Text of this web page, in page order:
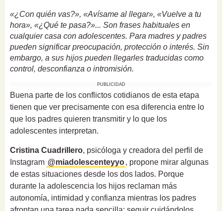
«¿Con quién vas?», «Avísame al llegar», «Vuelve a tu
hora», «¿Qué te pasa?»... Son frases habituales en
cualquier casa con adolescentes. Para madres y padres
pueden significar preocupación, protección o interés. Sin
embargo, a sus hijos pueden llegarles traducidas como
control, desconfianza o intromisión.
PUBLICIDAD
Buena parte de los conflictos cotidianos de esta etapa
tienen que ver precisamente con esa diferencia entre lo
que los padres quieren transmitir y lo que los
adolescentes interpretan.
Cristina Cuadrillero, psicóloga y creadora del perfil de
Instagram @miadolescenteyyo, propone mirar algunas
de estas situaciones desde los dos lados. Porque
durante la adolescencia los hijos reclaman más
autonomía, intimidad y confianza mientras los padres